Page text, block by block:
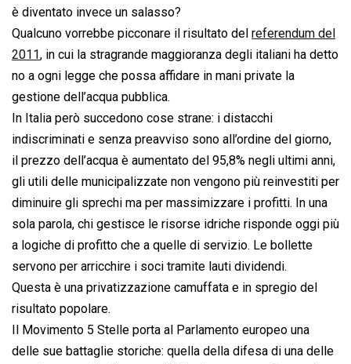
o
o
k
A
p
p
d
I
n
d
s
n
k
è diventato invece un salasso?
Qualcuno vorrebbe picconare il risultato del referendum del
2011, in cui la stragrande maggioranza degli italiani ha detto
no a ogni legge che possa affidare in mani private la
gestione dell’acqua pubblica.
In Italia però succedono cose strane: i distacchi
indiscriminati e senza preavviso sono all’ordine del giorno,
il prezzo dell’acqua è aumentato del 95,8% negli ultimi anni,
gli utili delle municipalizzate non vengono più reinvestiti per
diminuire gli sprechi ma per massimizzare i profitti. In una
sola parola, chi gestisce le risorse idriche risponde oggi più
a logiche di profitto che a quelle di servizio. Le bollette
servono per arricchire i soci tramite lauti dividendi.
Questa è una privatizzazione camuffata e in spregio del
risultato popolare.
Il Movimento 5 Stelle porta al Parlamento europeo una
delle sue battaglie storiche: quella della difesa di una delle